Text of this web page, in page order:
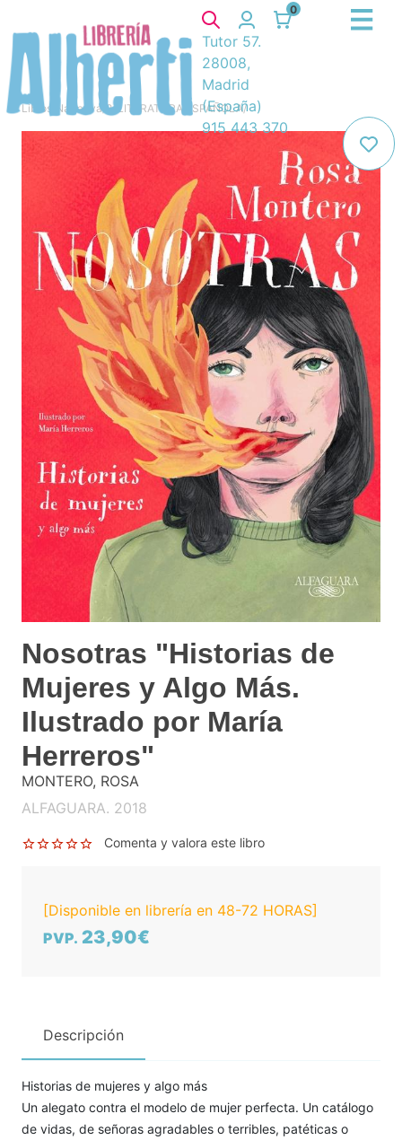
0
Tutor 57.
28008,
Madrid
(España)
915 443 370
Libros Narrativa/ 8. LITERATURA ESPAÑOLA/
Nosotras "Historias de
Mujeres y Algo Más.
Ilustrado por María
Herreros"
MONTERO, ROSA
ALFAGUARA. 2018
Comenta y valora este libro
[Disponible en librería en 48-72 HORAS]
PVP. 23,90€
Descripción
Historias de mujeres y algo más
Un alegato contra el modelo de mujer perfecta. Un catálogo
de vidas, de señoras agradables o terribles, patéticas o